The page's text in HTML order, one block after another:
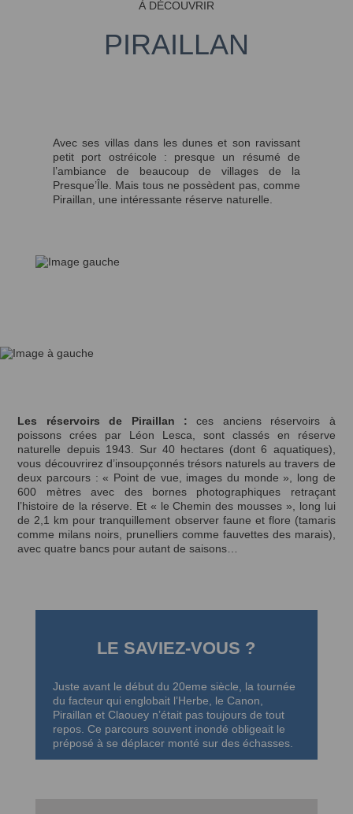
À DÉCOUVRIR
PIRAILLAN
Avec ses villas dans les dunes et son ravissant
petit port ostréicole : presque un résumé de
l’ambiance de beaucoup de villages de la
Presque’Île. Mais tous ne possèdent pas, comme
Piraillan, une intéressante réserve naturelle.
Les réservoirs de Piraillan : ces anciens réservoirs à
poissons crées par Léon Lesca, sont classés en réserve
naturelle depuis 1943. Sur 40 hectares (dont 6 aquatiques),
vous découvrirez d’insoupçonnés trésors naturels au travers de
deux parcours : « Point de vue, images du monde », long de
600 mètres avec des bornes photographiques retraçant
l’histoire de la réserve. Et « le Chemin des mousses », long lui
de 2,1 km pour tranquillement observer faune et flore (tamaris
comme milans noirs, prunelliers comme fauvettes des marais),
avec quatre bancs pour autant de saisons…
LE SAVIEZ-VOUS ?
Juste avant le début du 20eme siècle, la tournée
du facteur qui englobait l’Herbe, le Canon,
Piraillan et Claouey n’était pas toujours de tout
repos. Ce parcours souvent inondé obligeait le
préposé à se déplacer monté sur des échasses.